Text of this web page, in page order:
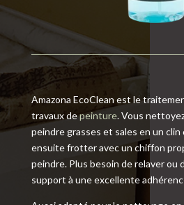
Amazona EcoClean est le
travaux depeinture. Vous
peindre grasses et sales en un
ensuite frotter avec un chiffon
peindre. Plus besoin de relaver ou
support à une excellente